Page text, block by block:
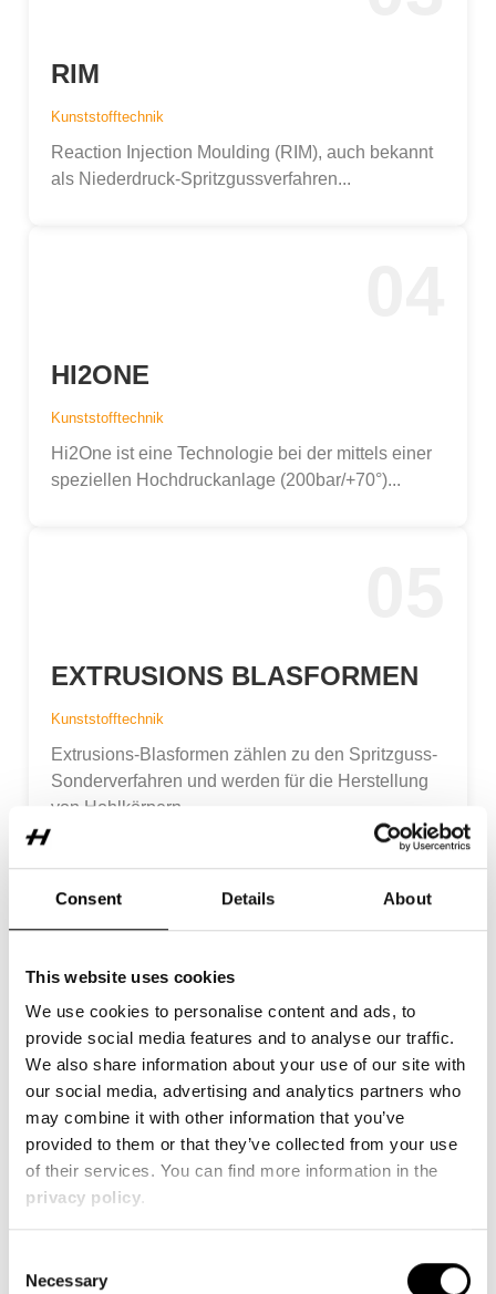
Consent Details About
This website uses cookies
We use cookies to personalise content and ads, to
provide social media features and to analyse our traffic.
We also share information about your use of our site with
our social media, advertising and analytics partners who
may combine it with other information that you’ve
provided to them or that they’ve collected from your use
of their services. You can find more information in the
privacy policy.
Selection
Necessary
RIM
Kunststofftechnik
Reaction Injection Moulding (RIM), auch bekannt
als Niederdruck-Spritzgussverfahren...
HI2ONE
Kunststofftechnik
Hi2One ist eine Technologie bei der mittels einer
speziellen Hochdruckanlage (200bar/+70°)...
EXTRUSIONS BLASFORMEN
Kunststofftechnik
Extrusions-Blasformen zählen zu den Spritzguss-
Sonderverfahren und werden für die Herstellung
von Hohlkörpern...
06
CNC PROTOTYPING
Kunststofftechnik
Das CNC-Fräsen zählt zu den Rapid Prototyping-
Verfahren, bei denen CAD-Daten
vollautomatisiert...